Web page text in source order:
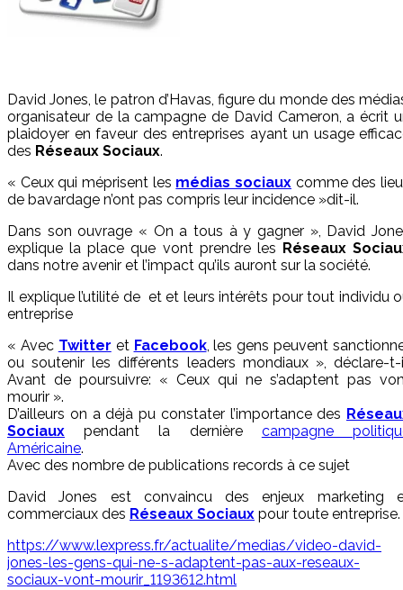
David Jones, le patron d’Havas, figure du monde des
organisateur de la campagne de David Cameron, a écrit
plaidoyer en faveur des entreprises ayant un usage
des Réseaux Sociaux.
« Ceux qui méprisent les médias sociaux comme des
de bavardage n’ont pas compris leur incidence »dit-il.
Dans son ouvrage « On a tous à y gagner », David
explique la place que vont prendre les Réseaux
dans notre avenir et l’impact qu’ils auront sur la société.
Il explique l’utilité de et et leurs intérêts pour tout individu
entreprise
« Avec Twitter et Facebook, les gens peuvent
ou soutenir les différents leaders mondiaux », déclare-t-
Avant de poursuivre: « Ceux qui ne s’adaptent pas
mourir ».
D’ailleurs on a déjà pu constater l’importance des
Sociaux pendant la dernière campagne
Américaine.
Avec des nombre de publications records à ce sujet
David Jones est convaincu des enjeux marketing
commerciaux des Réseaux Sociaux pour toute entreprise.
https://www.lexpress.fr/actualite/medias/video-david-
jones-les-gens-qui-ne-s-adaptent-pas-aux-reseaux-
sociaux-vont-mourir_1193612.html